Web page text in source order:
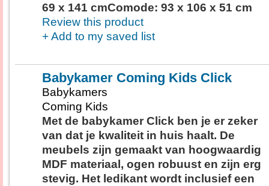
69 x 141 cmComode: 93 x 106 x 51 cm
Review this product
+ Add to my saved list
Babykamer Coming Kids Click
Babykamers
Coming Kids
Met de babykamer Click ben je er zeker
van dat je kwaliteit in huis haalt. De
meubels zijn gemaakt van hoogwaardig
MDF materiaal, ogen robuust en zijn erg
stevig. Het ledikant wordt inclusief een